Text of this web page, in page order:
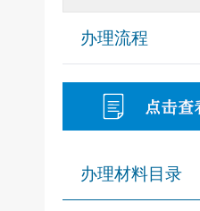
办理流程
办理材料目录